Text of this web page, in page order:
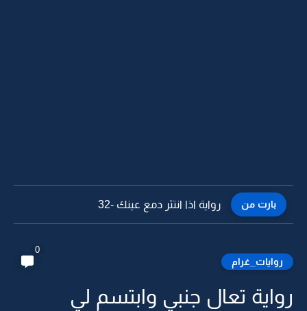
بارت من رواية اذا انتثر دمع عينك -31
روايات_غرام
0
رواية تعال جنبي وابتسم لي